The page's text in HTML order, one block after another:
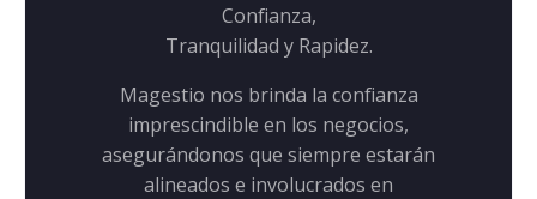
Confianza,
Tranquilidad y Rapidez.
Magestio nos brinda la confianza
imprescindible en los negocios,
asegurándonos que siempre estarán
alineados e involucrados en